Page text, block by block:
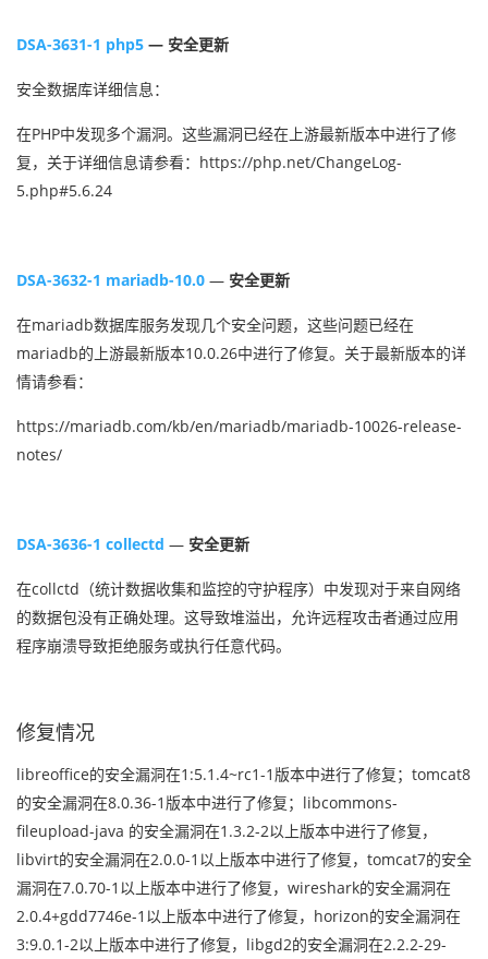
DSA-3631-1 php5 — 安全更新
安全数据库详细信息：
在PHP中发现多个漏洞。这些漏洞已经在上游最新版本中进行了修
复，关于详细信息请参看：https://php.net/ChangeLog-
5.php#5.6.24
DSA-3632-1 mariadb-10.0 — 安全更新
在mariadb数据库服务发现几个安全问题，这些问题已经在
mariadb的上游最新版本10.0.26中进行了修复。关于最新版本的详
情请参看：
https://mariadb.com/kb/en/mariadb/mariadb-10026-release-
notes/
DSA-3636-1 collectd — 安全更新
在collctd（统计数据收集和监控的守护程序）中发现对于来自网络
的数据包没有正确处理。这导致堆溢出，允许远程攻击者通过应用
程序崩溃导致拒绝服务或执行任意代码。
修复情况
libreoffice的安全漏洞在1:5.1.4~rc1-1版本中进行了修复；tomcat8
的安全漏洞在8.0.36-1版本中进行了修复；libcommons-
fileupload-java 的安全漏洞在1.3.2-2以上版本中进行了修复，
libvirt的安全漏洞在2.0.0-1以上版本中进行了修复，tomcat7的安全
漏洞在7.0.70-1以上版本中进行了修复，wireshark的安全漏洞在
2.0.4+gdd7746e-1以上版本中进行了修复，horizon的安全漏洞在
3:9.0.1-2以上版本中进行了修复，libgd2的安全漏洞在2.2.2-29-